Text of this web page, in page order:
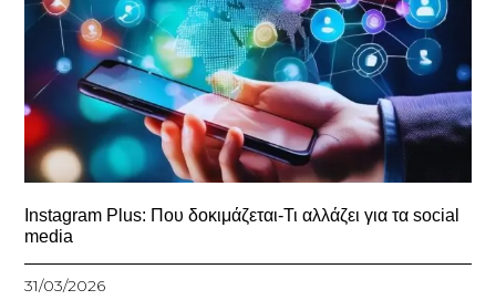
Instagram Plus: Που δοκιμάζεται-Τι αλλάζει για τα social
media
31/03/2026